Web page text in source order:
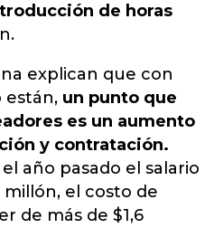
de horas
explican que con
están, un punto que
es un aumento
y contratación.
año pasado el salario
el costo de
de más de $1,6